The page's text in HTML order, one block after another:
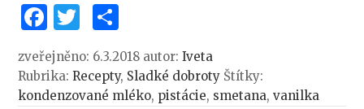
F
a
c
e
T
w
it
te
h
ar
e
zveřejněno: 6.3.2018 autor:Iveta
Rubrika:Recepty, Sladké dobroty Štítky:
kondenzované mléko, pistácie, smetana,vanilka